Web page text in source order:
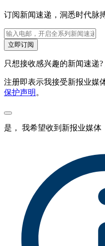
订阅新闻速递，洞悉时代脉搏
立即订阅
只想接收感兴趣的新闻速递?
注册即表示我接受新报业媒
保护声明 。
是， 我希望收到新报业媒体